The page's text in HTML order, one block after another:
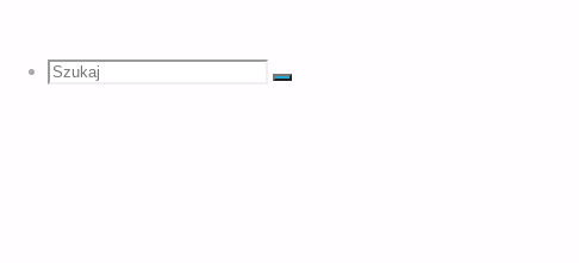
Szukaj
Szukaj:
Szukaj